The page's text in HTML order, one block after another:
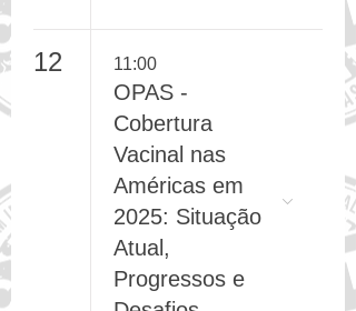
11:00
OPAS -
Cobertura
Vacinal nas
Américas em
2025: Situação
Atual,